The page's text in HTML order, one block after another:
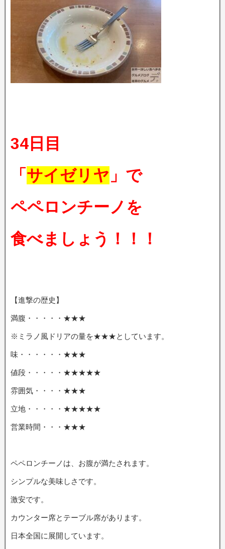
34日目
「 サイゼリヤ 」で
ペペロンチーノを
食べましょう！！！
【進撃の歴史】
満腹・・・・・★★★
※ミラノ風ドリアの量を★★★としています。
味・・・・・・★★★
値段・・・・・★★★★★
雰囲気・・・・★★★
立地・・・・・★★★★★
営業時間・・・★★★
ペペロンチーノは、お腹が満たされます。
シンプルな美味しさです。
激安です。
カウンター席とテーブル席があります。
日本全国に展開しています。